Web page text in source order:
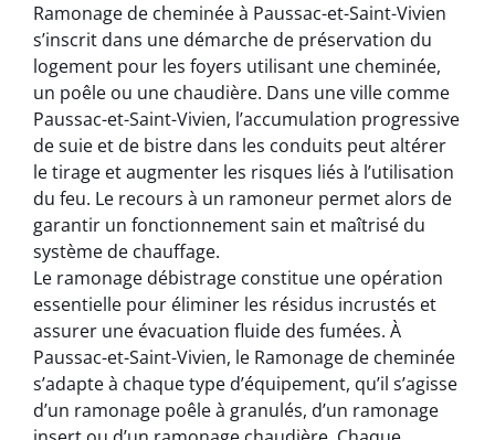
Ramonage de cheminée à Paussac-et-Saint-Vivien
s’inscrit dans une démarche de préservation du
logement pour les foyers utilisant une cheminée,
un poêle ou une chaudière. Dans une ville comme
Paussac-et-Saint-Vivien, l’accumulation progressive
de suie et de bistre dans les conduits peut altérer
le tirage et augmenter les risques liés à l’utilisation
du feu. Le recours à un ramoneur permet alors de
garantir un fonctionnement sain et maîtrisé du
système de chauffage.
Le ramonage débistrage constitue une opération
essentielle pour éliminer les résidus incrustés et
assurer une évacuation fluide des fumées. À
Paussac-et-Saint-Vivien, le Ramonage de cheminée
s’adapte à chaque type d’équipement, qu’il s’agisse
d’un ramonage poêle à granulés, d’un ramonage